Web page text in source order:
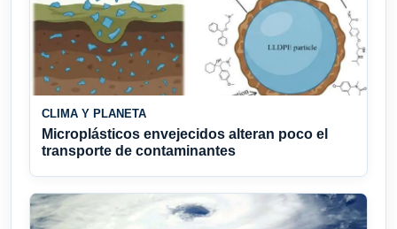
CLIMA Y PLANETA
Microplásticos envejecidos alteran poco el
transporte de contaminantes